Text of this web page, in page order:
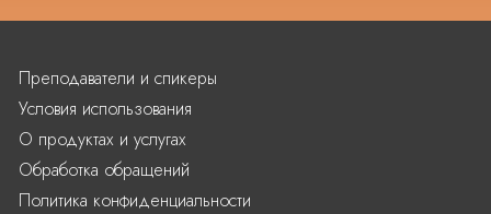
Преподаватели и спикеры
Условия использования
О продуктах и услугах
Обработка обращений
Политика конфиденциальности